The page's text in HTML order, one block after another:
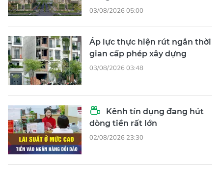
03/08/2026 05:00
Áp lực thực hiện rút ngắn thời
gian cấp phép xây dựng
03/08/2026 03:48
Kênh tín dụng đang hút
dòng tiền rất lớn
02/08/2026 23:30